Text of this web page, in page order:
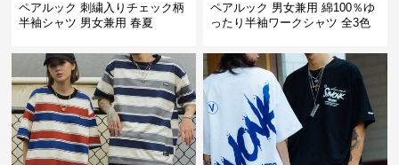
ペアルック 刺繍入りチェック柄
半袖シャツ 男女兼用 春夏
ペアルック 男女兼用 綿100％ゆ
ったり半袖ワークシャツ 全3色